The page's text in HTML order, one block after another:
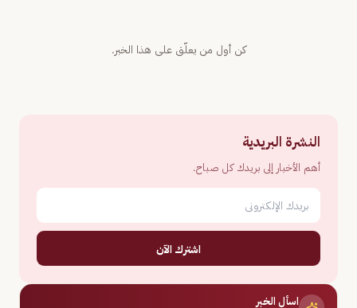
كن أول من يعلّق على هذا الخبر.
النشرة البريدية
أهم الأخبار إلى بريدك كل صباح.
اشترك الآن
اسأل الخبر